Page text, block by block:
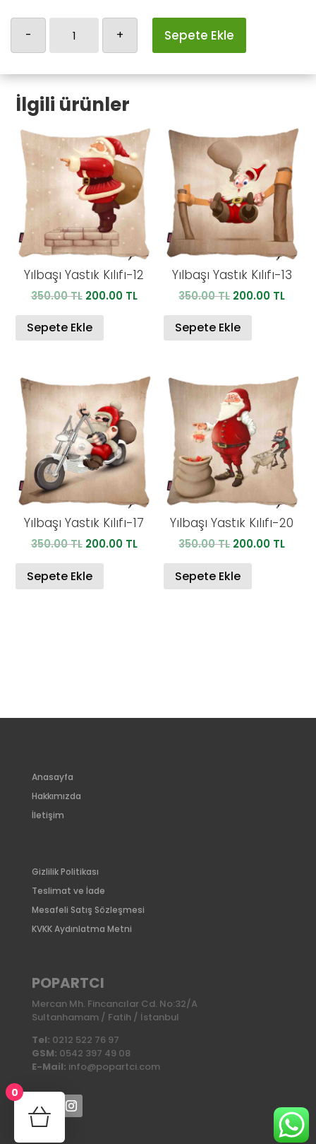
-
adet
+ Sepete Ekle
İlgili ürünler
Yılbaşı Yastık Kılıfı-12
350.00TL Orijinal
350.00 TL.
200.00 TLŞu
200.00 TL.
Sepete Ekle
Yılbaşı Yastık Kılıfı-13
350.00TL Orijinal
350.00 TL.
200.00 TLŞu
Sepete Ekle
Yılbaşı Yastık Kılıfı-17
350.00TL Orijinal
350.00 TL.
200.00 TLŞu
200.00 TL.
Sepete Ekle
Yılbaşı Yastık Kılıfı-20
350.00TL Orijinal
350.00 TL.
200.00 TLŞu
Sepete Ekle
Anasayfa
Hakkımızda
İletişim
Gizlilik Politikası
Teslimat ve İade
Mesafeli Satış Sözleşmesi
KVKK Aydınlatma Metni
POPARTCI
Mercan Mh. Fincancılar Cd. No:32/A
Sultanhamam / Fatih / İstanbul
Tel: 0212 522 76 97
GSM: 0542 397 49 08
E-Mail: info@popartci.com
0